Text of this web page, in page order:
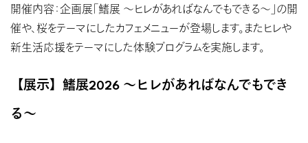
開催内容：企画展「鰭展 〜ヒレがあればなんでもできる〜」の開
催や、桜をテーマにしたカフェメニューが登場します。またヒレや
新生活応援をテーマにした体験プログラムを実施します。
【展示】鰭展2026 〜ヒレがあればなんでもでき
る〜